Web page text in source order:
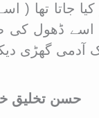
جاتا تھا (
ڈھول کی طرح
آدمی گھڑی
حسن تخلیق